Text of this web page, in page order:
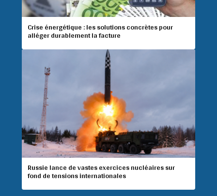
Crise énergétique : les solutions concrètes pour
alléger durablement la facture
Russie lance de vastes exercices nucléaires sur
fond de tensions internationales